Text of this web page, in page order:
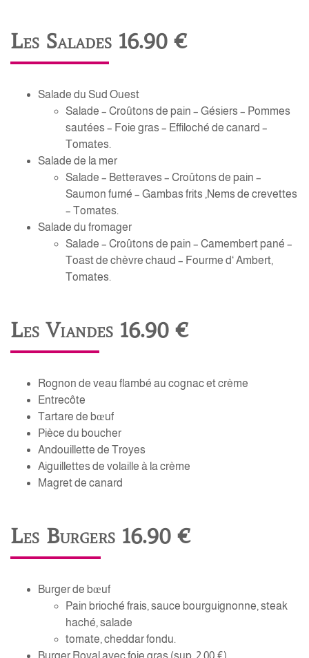
Les Salades 16.90 €
Salade du Sud Ouest
Salade – Croûtons de pain – Gésiers – Pommes
sautées – Foie gras – Effiloché de canard –
Tomates.
Salade de la mer
Salade – Betteraves – Croûtons de pain –
Saumon fumé – Gambas frits ,Nems de crevettes
– Tomates.
Salade du fromager
Salade – Croûtons de pain – Camembert pané –
Toast de chèvre chaud – Fourme d‘ Ambert,
Tomates.
Les Viandes 16.90 €
Rognon de veau flambé au cognac et crème
Entrecôte
Tartare de bœuf
Pièce du boucher
Andouillette de Troyes
Aiguillettes de volaille à la crème
Magret de canard
Les Burgers 16.90 €
Burger de bœuf
Pain brioché frais, sauce bourguignonne, steak
haché, salade
tomate, cheddar fondu.
Burger Royal avec foie gras (sup. 2.00 €)